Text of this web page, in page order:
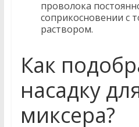
проволока
соприкосновении с
раствором.
Как
насадку
миксера?